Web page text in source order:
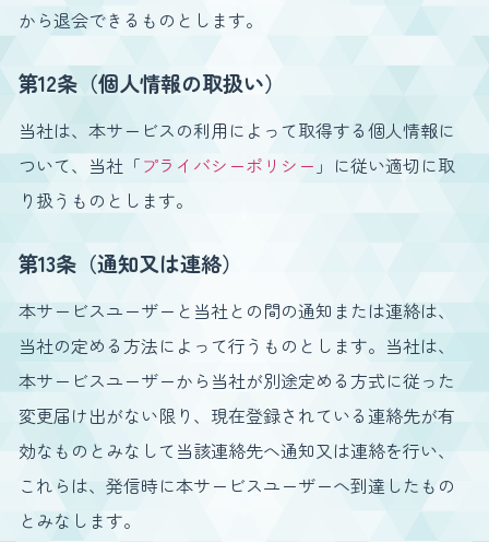
から退会できるものとします。
第12条（個人情報の取扱い）
当社は、本サービスの利用によって取得する個人情報に
ついて、当社「プライバシーポリシー 」に従い適切に取
り扱うものとします。
第13条（通知又は連絡）
本サービスユーザーと当社との間の通知または連絡は、
当社の定める方法によって行うものとします。当社は、
本サービスユーザーから当社が別途定める方式に従った
変更届け出がない限り、現在登録されている連絡先が有
効なものとみなして当該連絡先へ通知又は連絡を行い、
これらは、発信時に本サービスユーザーへ到達したもの
とみなします。